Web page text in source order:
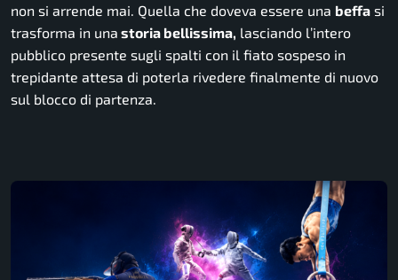
non si arrende mai. Quella che doveva essere una beffa si
trasforma in una storia bellissima, lasciando l’intero
pubblico presente sugli spalti con il fiato sospeso in
trepidante attesa di poterla rivedere finalmente di nuovo
sul blocco di partenza.